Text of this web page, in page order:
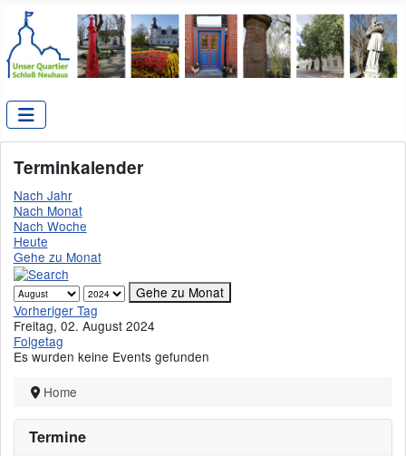
Terminkalender
Nach Jahr
Nach Monat
Nach Woche
Heute
Gehe zu Monat
Gehe zu Monat
Vorheriger Tag
Freitag, 02. August 2024
Folgetag
Es wurden keine Events gefunden
Home
Termine